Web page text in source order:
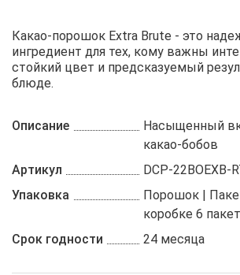
Какао-порошок Extra Brute - это
ингредиент для тех, кому важны
стойкий цвет и предсказуемый
блюде.
Описание
Насыщенный
какао-бобов
Артикул
DCP-22BOEXB-
Упаковка
Порошок |
коробке 6
Срок годности
24 месяца